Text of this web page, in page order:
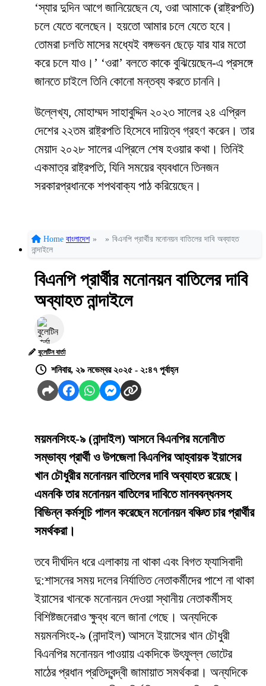
‘স্যার দুদিন আগে জানিয়েছেন যে, ওরা আমাকে (রাষ্ট্রপতি)
চলে যেতে বলেছেন। হয়তো আমার চলে যেতে হবে।
তোমরা চলতি মাসের মধ্যেই বঙ্গভবন ছেড়ে যার যার মতো
করে চলে যাও।’ ‘ওরা’ বলতে কাকে বুঝিয়েছেন-এ প্রসঙ্গে
জানতে চাইলে তিনি কোনো মন্তব্য করতে চাননি।
উল্লেখ্য, মোহাম্মদ সাহাবুদ্দিন ২০২৩ সালের ২৪ এপ্রিল
দেশের ২২তম রাষ্ট্রপতি হিসেবে দায়িত্ব গ্রহণ করেন। তার
মেয়াদ ২০২৮ সালের এপ্রিলে শেষ হওয়ার কথা। তিনিই
একমাত্র রাষ্ট্রপতি, যিনি সময়ের ব্যবধানে তিনজন
সরকারপ্রধানকে শপথবাক্য পাঠ করিয়েছেন।
Home বাংলাদেশ » » বিএনপি প্রার্থীর মনোনয়ন বাতিলের দাবি অব্যাহত
নান্দাইলে
বিএনপি প্রার্থীর মনোনয়ন বাতিলের দাবি
অব্যাহত নান্দাইলে
বুলেটিন বার্তা
শনিবার, ২৯ নভেম্বর ২০২৫ - ২:৪৭ পূর্বাহ্ন
ময়মনসিংহ-৯ (নান্দাইল) আসনে বিএনপির মনোনীত
সম্ভাব্য প্রার্থী ও উপজেলা বিএনপির আহ্বায়ক ইয়াসের
খান চৌধুরীর মনোনয়ন বাতিলের দাবি অব্যাহত রয়েছে।
এমনকি তার মনোনয়ন বাতিলের দাবিতে মানববন্ধনসহ
বিভিন্ন কর্মসূচি পালন করেছেন মনোনয়ন বঞ্চিত চার প্রার্থীর
সমর্থকরা।
তবে দীর্ঘদিন ধরে এলাকায় না থাকা এবং বিগত ফ্যাসিবাদী
দু:শাসনের সময় দলের নির্যাতিত নেতাকর্মীদের পাশে না থাকা
ইয়াসের খানকে মনোনয়ন দেওয়া স্থানীয় নেতাকর্মীসহ
বিশিষ্টজনেরাও ক্ষুব্ধ বলে জানা গেছে। অন্যদিকে
ময়মনসিংহ-৯ (নান্দাইল) আসনে ইয়াসের খান চৌধুরী
বিএনপির মনোনয়ন পাওয়ায় একদিকে উৎফুল্ল ভোটের
মাঠের প্রধান প্রতিদ্বন্দ্বী জামায়াত সমর্থকরা। অন্যদিকে